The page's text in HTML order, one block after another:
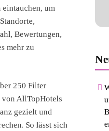
um
Bewertungen,
mehr zu
250 Filter
von AllTopHotels
gezielt und
So lässt sich